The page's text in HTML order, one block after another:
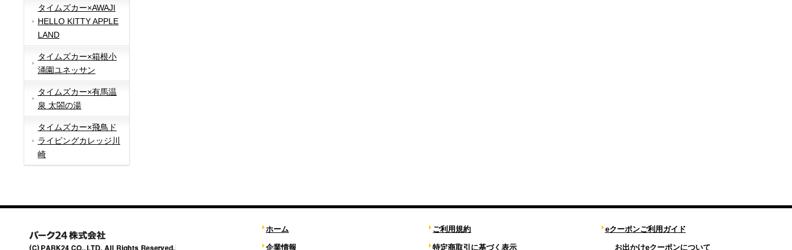
タイムズカー×AWAJI
HELLO KITTY APPLE
LAND
タイムズカー×箱根小
涌園ユネッサン
タイムズカー×有馬温
泉 太閤の湯
タイムズカー×飛鳥ド
ライビングカレッジ川
崎
ホーム
企業情報
ご利用規約
特定商取引に基づく表示
eクーポンご利用ガイド
お出かけeクーポンについて